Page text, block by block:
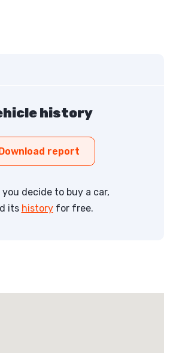
history
report
decide to buy a car,
its historyfor free.